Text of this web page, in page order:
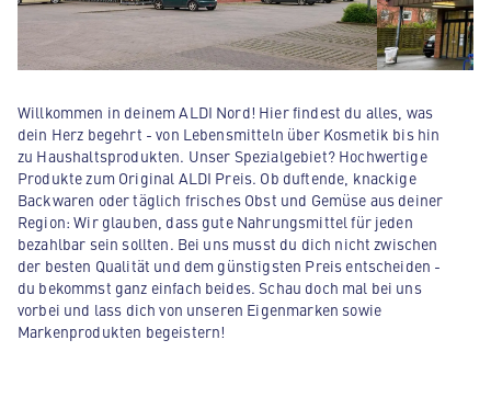
Willkommen in deinem ALDI Nord! Hier findest du alles, was
dein Herz begehrt - von Lebensmitteln über Kosmetik bis hin
zu Haushaltsprodukten. Unser Spezialgebiet? Hochwertige
Produkte zum Original ALDI Preis. Ob duftende, knackige
Backwaren oder täglich frisches Obst und Gemüse aus deiner
Region: Wir glauben, dass gute Nahrungsmittel für jeden
bezahlbar sein sollten. Bei uns musst du dich nicht zwischen
der besten Qualität und dem günstigsten Preis entscheiden -
du bekommst ganz einfach beides. Schau doch mal bei uns
vorbei und lass dich von unseren Eigenmarken sowie
Markenprodukten begeistern!